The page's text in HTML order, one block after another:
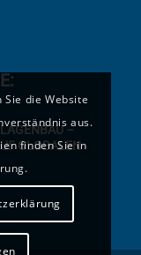
–
GLOBALEN
Sie die Website
aus.
finden Sie in